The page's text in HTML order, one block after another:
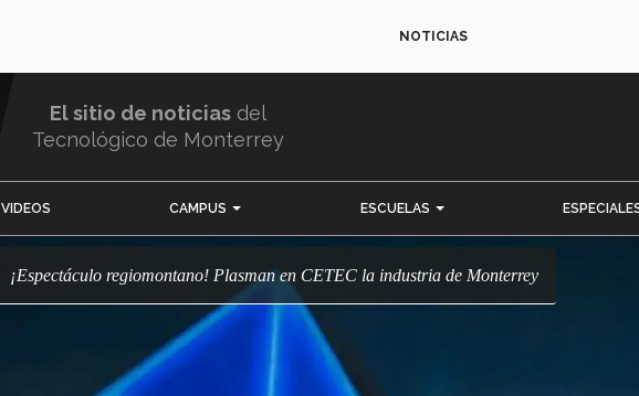
NOTICIAS
El sitio de noticias del
Tecnológico de Monterrey
VIDEOS CAMPUS ESCUELAS
¡Espectáculo regiomontano! Plasman en CETEC la industria de Monterrey